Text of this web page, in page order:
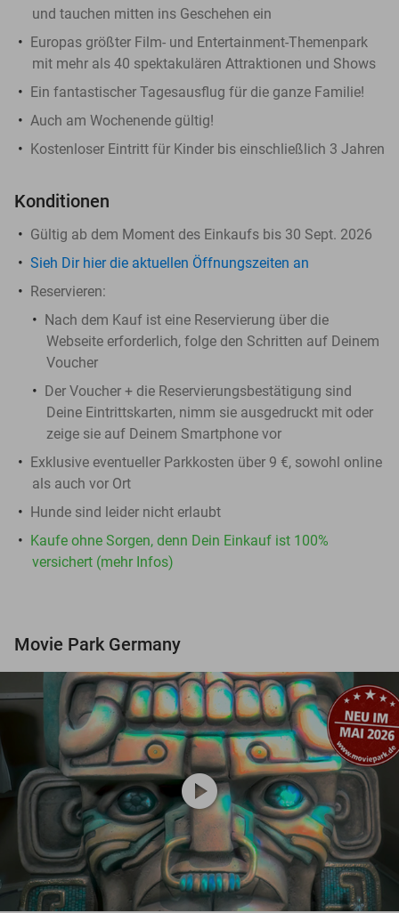
und tauchen mitten ins Geschehen ein
Europas größter Film- und Entertainment-Themenpark
mit mehr als 40 spektakulären Attraktionen und Shows
Ein fantastischer Tagesausflug für die ganze Familie!
Auch am Wochenende gültig!
Kostenloser Eintritt für Kinder bis einschließlich 3 Jahren
Konditionen
Gültig ab dem Moment des Einkaufs bis 30 Sept. 2026
Sieh Dir hier die aktuellen Öffnungszeiten an
Reservieren:
Nach dem Kauf ist eine Reservierung über die
Webseite erforderlich, folge den Schritten auf Deinem
Voucher
Der Voucher + die Reservierungsbestätigung sind
Deine Eintrittskarten, nimm sie ausgedruckt mit oder
zeige sie auf Deinem Smartphone vor
Exklusive eventueller Parkkosten über 9 €, sowohl online
als auch vor Ort
Hunde sind leider nicht erlaubt
Kaufe ohne Sorgen, denn Dein Einkauf ist 100%
versichert (mehr Infos)
Movie Park Germany
play_circle